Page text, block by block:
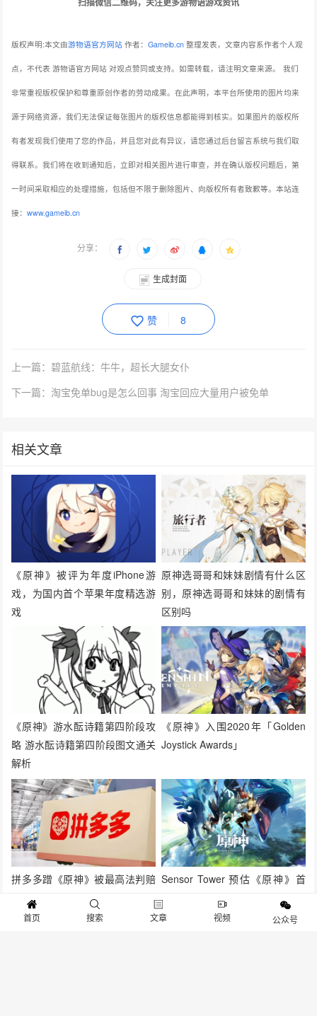
版权声明:本文由游物语官方网站 作者：Gameib.cn 整理发表，文章内容系作者个人观
点，不代表 游物语官方网站 对观点赞同或支持。如需转载，请注明文章来源。 我们
非常重视版权保护和尊重原创作者的劳动成果。在此声明，本平台所使用的图片均来
源于网络资源，我们无法保证每张图片的版权信息都能得到核实。如果图片的版权所
有者发现我们使用了您的作品，并且您对此有异议，请您通过后台留言系统与我们取
得联系。我们将在收到通知后，立即对相关图片进行审查，并在确认版权问题后，第
一时间采取相应的处理措施，包括但不限于删除图片、向版权所有者致歉等。本站连
接：www.gameib.cn
分享：
生成封面
赞 8
上一篇：碧蓝航线：牛牛，超长大腿女仆
下一篇：淘宝免单bug是怎么回事 淘宝回应大量用户被免单
相关文章
《原神》被评为年度iPhone游
戏，为国内首个苹果年度精选游
戏
原神选哥哥和妹妹剧情有什么区
别，原神选哥哥和妹妹的剧情有
区别吗
《原神》游水酝诗籍第四阶段攻
略 游水酝诗籍第四阶段图文通关
解析
《原神》入围2020年「Golden
Joystick Awards」
拼多多蹭《原神》被最高法判赔
100万
Sensor Tower 预估《原神》首
月营收近2.5 亿美元领先《王者
荣耀》《PUBG M》等作
首页 搜索 文章 视频 公众号